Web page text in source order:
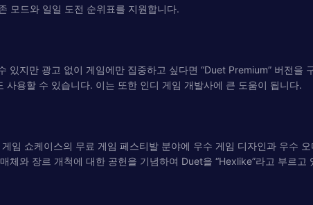
모드와 일일 도전 순위표를 지원합니다.
있지만 광고 없이 게임에만 집중하고 싶다면 “Duet Premium” 버전
사용할 수 있습니다. 이는 또한 인디 게임 개발사에 큰 도움이 됩니다.
임 쇼케이스의 무료 게임 페스티발 분야에 우수 게임 디자인과 우수
체와 장르 개척에 대한 공헌을 기념하여 Duet을 “Hexlike”라고 부르고